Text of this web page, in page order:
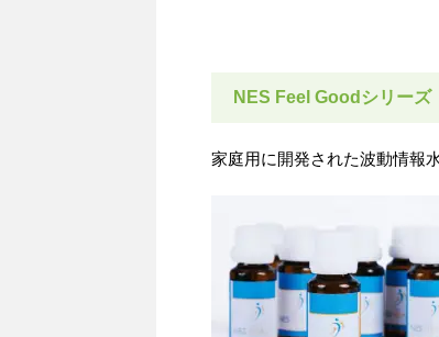
NES Feel Goodシリーズ
家庭用に開発された波動情報